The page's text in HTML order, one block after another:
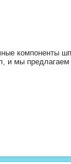
компоненты
и мы